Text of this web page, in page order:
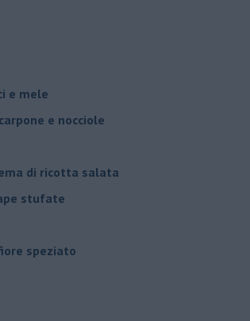
e mele
e nocciole
di ricotta salata
stufate
speziato